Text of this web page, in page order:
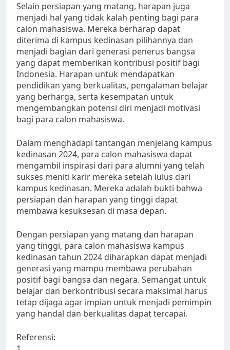
Selain persiapan yang matang, harapan juga
menjadi hal yang tidak kalah penting bagi para
calon mahasiswa. Mereka berharap dapat
diterima di kampus kedinasan pilihannya dan
menjadi bagian dari generasi penerus bangsa
yang dapat memberikan kontribusi positif bagi
Indonesia. Harapan untuk mendapatkan
pendidikan yang berkualitas, pengalaman belajar
yang berharga, serta kesempatan untuk
mengembangkan potensi diri menjadi motivasi
bagi para calon mahasiswa.
Dalam menghadapi tantangan menjelang kampus
kedinasan 2024, para calon mahasiswa dapat
mengambil inspirasi dari para alumni yang telah
sukses meniti karir mereka setelah lulus dari
kampus kedinasan. Mereka adalah bukti bahwa
persiapan dan harapan yang tinggi dapat
membawa kesuksesan di masa depan.
Dengan persiapan yang matang dan harapan
yang tinggi, para calon mahasiswa kampus
kedinasan tahun 2024 diharapkan dapat menjadi
generasi yang mampu membawa perubahan
positif bagi bangsa dan negara. Semangat untuk
belajar dan berkontribusi secara maksimal harus
tetap dijaga agar impian untuk menjadi pemimpin
yang handal dan berkualitas dapat tercapai.
Referensi: